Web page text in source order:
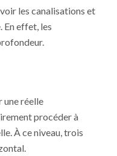
les canalisations et
En effet, les
une réelle
procéder à
À ce niveau, trois